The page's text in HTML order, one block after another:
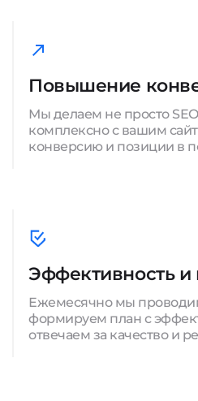
Повышение
Мы делаем не просто
комплексно с вашим
конверсию и позиции в
Эффективность и
Ежемесячно мы
формируем план с
отвечаем за качество и